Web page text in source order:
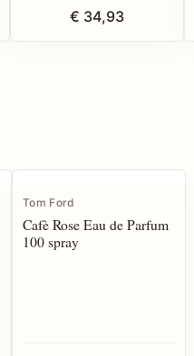
€ 34,93
Tom Ford
Cafè Rose Eau de Parfum
100 spray